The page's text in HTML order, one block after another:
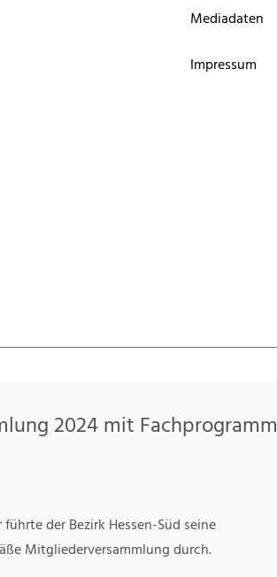
Mediadaten
Impressum
2024 mit Fachprogramm
der Bezirk Hessen-Süd seine
Mitgliederversammlung durch.